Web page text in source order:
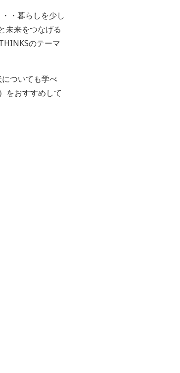
・暮らしを少し
未来をつなげる
のテーマ
ついても学べ
をおすすめして